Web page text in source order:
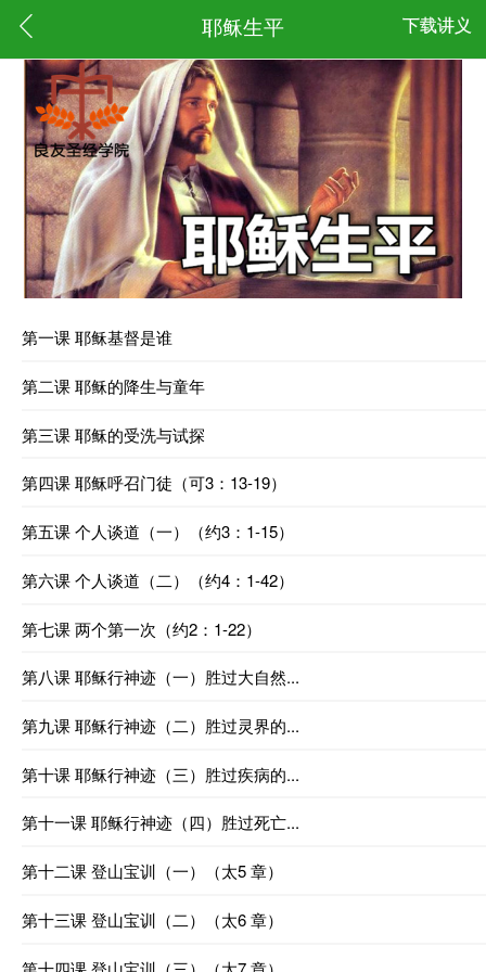
下载讲义
耶稣生平
第一课 耶稣基督是谁
第二课 耶稣的降生与童年
第三课 耶稣的受洗与试探
第四课 耶稣呼召门徒（可3：13-19）
第五课 个人谈道（一）（约3：1-15）
第六课 个人谈道（二）（约4：1-42）
第七课 两个第一次（约2：1-22）
第八课 耶稣行神迹（一）胜过大自然...
第九课 耶稣行神迹（二）胜过灵界的...
第十课 耶稣行神迹（三）胜过疾病的...
第十一课 耶稣行神迹（四）胜过死亡...
第十二课 登山宝训（一）（太5 章）
第十三课 登山宝训（二）（太6 章）